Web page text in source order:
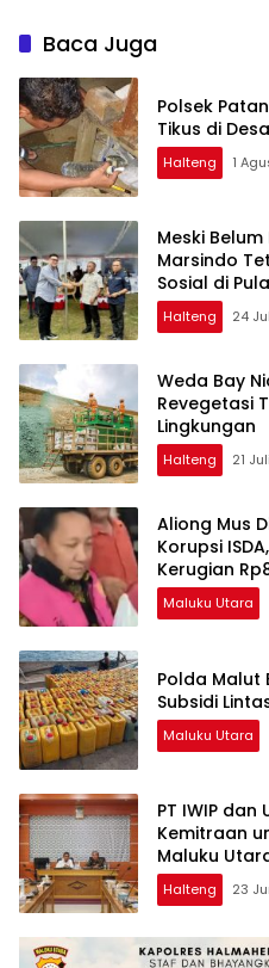
Baca Juga
Polsek
Tikus di
Halteng 1
Meski
Marsindo
Sosial di
Halteng 24
Weda Bay
Revegetasi
Lingkungan
Halteng 21
Aliong Mus
Korupsi
Kerugian
Maluku Utara
Polda Malut
Subsidi
Maluku Utara
PT IWIP
Kemitraan
Maluku
Halteng 23